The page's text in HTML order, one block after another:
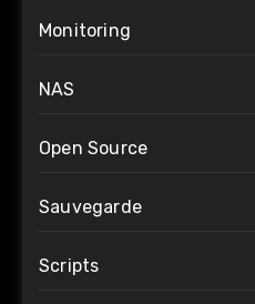
Monitoring
NAS
Open Source
Sauvegarde
Scripts